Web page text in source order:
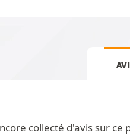
collecté d'avis sur ce